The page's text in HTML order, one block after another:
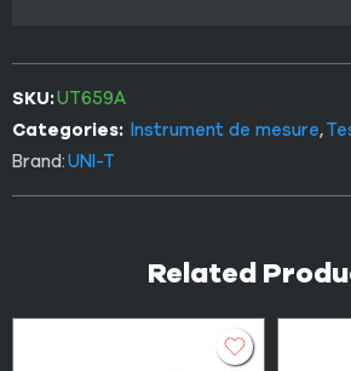
SKU:UT659A
Categories: Instrument de mesure,
Brand:UNI-T
Related